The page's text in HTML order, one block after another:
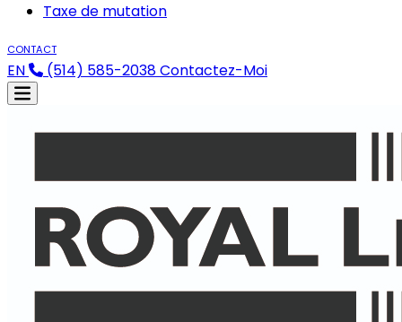
Taxe de mutation
CONTACT
EN (514) 585-2038Contactez-Moi